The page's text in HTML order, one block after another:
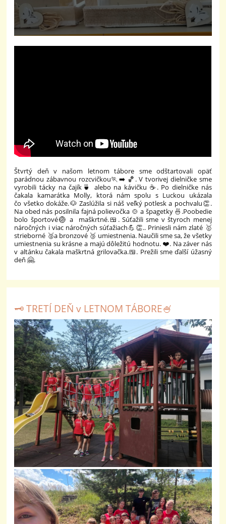
Štvrtý deň v našom letnom tábore sme odštartovali opäť
parádnou zábavnou rozcvičkou🏃‍➡️ 🏀. V tvorivej dielničke sme
vyrobili tácky na čajík🍵 alebo na kávičku ☕. Po dielničke nás
čakala kamarátka Molly, ktorá nám spolu s Luckou ukázala
čo všetko dokáže.🐶 Zaslúžila si náš veľký potlesk a pochvalu👏.
Na obed nás posilnila fajná polievočka 🍲 a špagetky 🍜.Poobedie
bolo športové🏐 a maškrtné.🍱. Súťažili sme v štyroch menej
náročných i viac náročných súťažiach💪👏.. Priniesli nám zlaté 🥇
strieborné 🥈a bronzové 🥉 umiestnenia. Naučili sme sa, že všetky
umiestnenia su krásne a majú dôležitú hodnotu. ❤️. Na záver nás
v altánku čakala maškrtná grilovačka.🍱. Prežili sme ďalší úžasný
deň 🤗.
🗝️ TRETÍ DEŇ v LETNOM TÁBORE🍧